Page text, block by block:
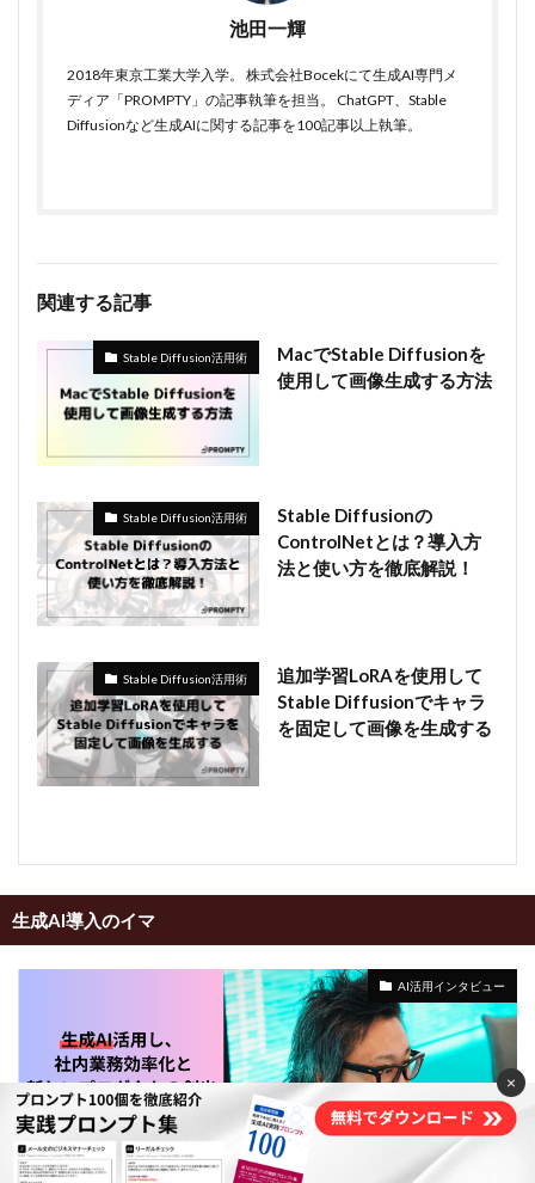
池田一輝
2018年東京工業大学入学。 株式会社Bocekにて生成AI専門メ
ディア「PROMPTY」の記事執筆を担当。 ChatGPT、Stable
Diffusionなど生成AIに関する記事を100記事以上執筆。
関連する記事
Stable Diffusion活用術
MacでStable Diffusionを
使用して画像生成する方法
Stable Diffusion活用術
Stable Diffusionの
ControlNetとは？導入方
法と使い方を徹底解説！
Stable Diffusion活用術
追加学習LoRAを使用して
Stable Diffusionでキャラ
を固定して画像を生成する
生成AI導入のイマ
AI活用インタビュー
×